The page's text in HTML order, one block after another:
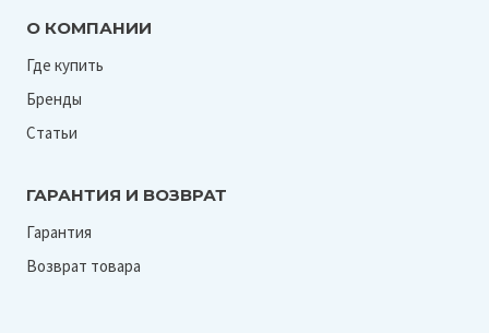
О КОМПАНИИ
Где купить
Бренды
Статьи
ГАРАНТИЯ И ВОЗВРАТ
Гарантия
Возврат товара